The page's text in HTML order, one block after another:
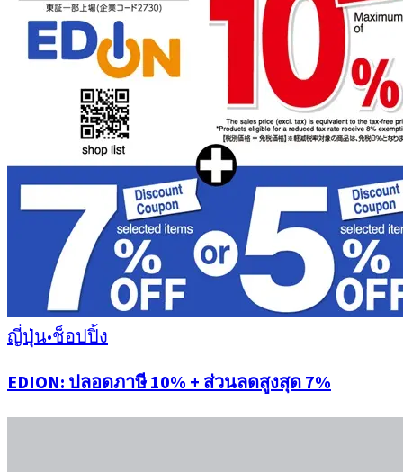
ญี่ปุ่น•ช็อปปิ้ง
EDION: ปลอดภาษี 10% + ส่วนลดสูงสุด 7%